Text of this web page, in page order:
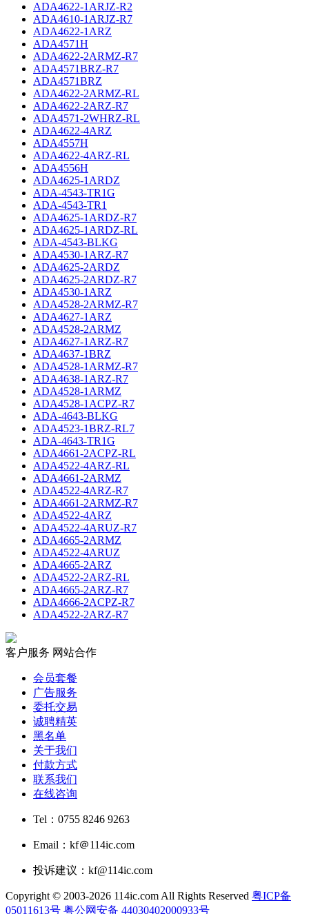
ADA4622-1ARJZ-R2
ADA4610-1ARJZ-R7
ADA4622-1ARZ
ADA4571H
ADA4622-2ARMZ-R7
ADA4571BRZ-R7
ADA4571BRZ
ADA4622-2ARMZ-RL
ADA4622-2ARZ-R7
ADA4571-2WHRZ-RL
ADA4622-4ARZ
ADA4557H
ADA4622-4ARZ-RL
ADA4556H
ADA4625-1ARDZ
ADA-4543-TR1G
ADA-4543-TR1
ADA4625-1ARDZ-R7
ADA4625-1ARDZ-RL
ADA-4543-BLKG
ADA4530-1ARZ-R7
ADA4625-2ARDZ
ADA4625-2ARDZ-R7
ADA4530-1ARZ
ADA4528-2ARMZ-R7
ADA4627-1ARZ
ADA4528-2ARMZ
ADA4627-1ARZ-R7
ADA4637-1BRZ
ADA4528-1ARMZ-R7
ADA4638-1ARZ-R7
ADA4528-1ARMZ
ADA4528-1ACPZ-R7
ADA-4643-BLKG
ADA4523-1BRZ-RL7
ADA-4643-TR1G
ADA4661-2ACPZ-RL
ADA4522-4ARZ-RL
ADA4661-2ARMZ
ADA4522-4ARZ-R7
ADA4661-2ARMZ-R7
ADA4522-4ARZ
ADA4522-4ARUZ-R7
ADA4665-2ARMZ
ADA4522-4ARUZ
ADA4665-2ARZ
ADA4522-2ARZ-RL
ADA4665-2ARZ-R7
ADA4666-2ACPZ-R7
ADA4522-2ARZ-R7
客户服务 网站合作
会员套餐
广告服务
委托交易
诚聘精英
黑名单
关于我们
付款方式
联系我们
在线咨询
Tel：0755 8246 9263
Email：kf＠114ic.com
投诉建议：kf@114ic.com
Copyright © 2003-2026 114ic.com All Rights Reserved 粤ICP备
05011613号 粤公网安备 44030402000933号